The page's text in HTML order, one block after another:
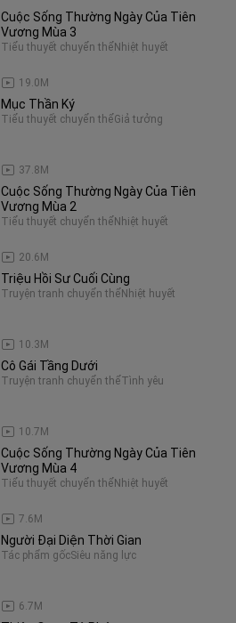
Cuộc Sống Thường Ngày Của Tiên
Vương Mùa 3
Tiểu thuyết chuyển thể Nhiệt huyết
19.0M
Mục Thần Ký
Tiểu thuyết chuyển thểGiả tưởng
37.8M
Cuộc Sống Thường Ngày Của Tiên
Vương Mùa 2
Tiểu thuyết chuyển thể Nhiệt huyết
20.6M
Triệu Hồi Sư Cuối Cùng
Truyện tranh chuyển thể Nhiệt huyết
10.3M
Cô Gái Tầng Dưới
Truyện tranh chuyển thểTình yêu
10.7M
Cuộc Sống Thường Ngày Của Tiên
Vương Mùa 4
Tiểu thuyết chuyển thể Nhiệt huyết
7.6M
Người Đại Diện Thời Gian
Tác phẩm gốcSiêu năng lực
6.7M